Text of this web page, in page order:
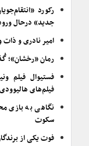
رکورد
جدید» درحال
امیر نادری و ذات
رمان «رخشان»؛
فیلم‌های هالیوودی
نگاهی به بازی
سکوت
فوت یکی از